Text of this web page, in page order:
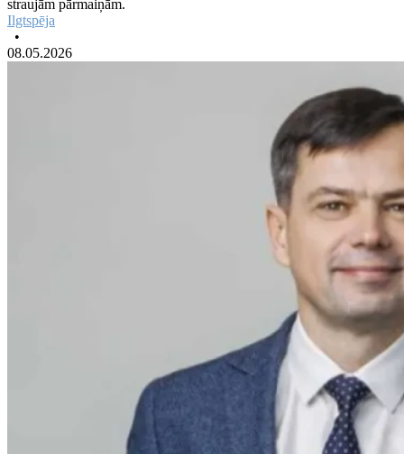
straujām pārmaiņām.
Ilgtspēja
•
08.05.2026